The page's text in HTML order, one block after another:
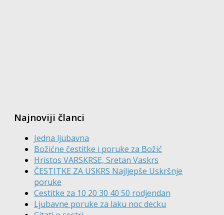
Najnoviji članci
Jedna ljubavna
Božićne čestitke i poruke za Božić
Hristos VARSKRSE, Sretan Vaskrs
ČESTITKE ZA USKRS Najljepše Uskršnje
poruke
Cestitke za 10 20 30 40 50 rodjendan
Ljubavne poruke za laku noc decku